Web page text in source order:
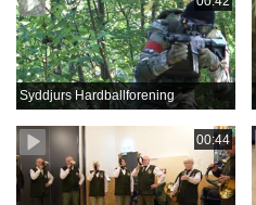
Syddjurs Hardballforening
00:44